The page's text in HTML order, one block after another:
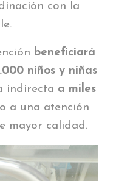
con la
beneficiará
niños y niñas
indirecta a miles
a una atención
mayor calidad.